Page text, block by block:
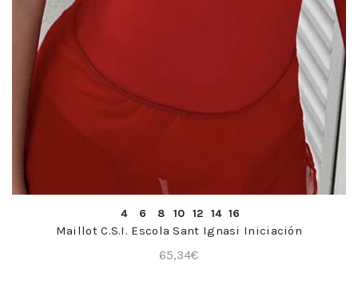
COMPRA RÁPIDA
4 6 8 10 12 14 16
Maillot C.S.I. Escola Sant Ignasi Iniciación
65,34€